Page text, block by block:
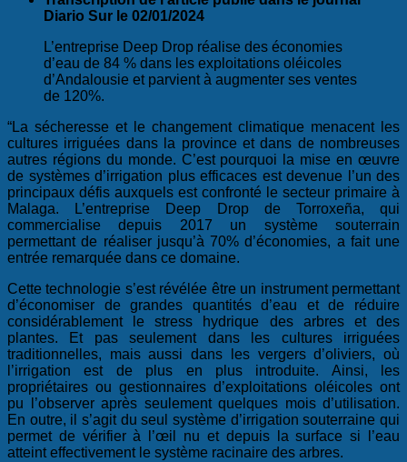
Diario Sur le 02/01/2024
L’entreprise Deep Drop réalise des économies
d’eau de 84 % dans les exploitations oléicoles
d’Andalousie et parvient à augmenter ses ventes
de 120%.
“La sécheresse et le changement climatique menacent les
cultures irriguées dans la province et dans de nombreuses
autres régions du monde. C’est pourquoi la mise en œuvre
de systèmes d’irrigation plus efficaces est devenue l’un des
principaux défis auxquels est confronté le secteur primaire à
Malaga. L’entreprise Deep Drop de Torroxeña, qui
commercialise depuis 2017 un système souterrain
permettant de réaliser jusqu’à 70% d’économies, a fait une
entrée remarquée dans ce domaine.
Cette technologie s’est révélée être un instrument permettant
d’économiser de grandes quantités d’eau et de réduire
considérablement le stress hydrique des arbres et des
plantes. Et pas seulement dans les cultures irriguées
traditionnelles, mais aussi dans les vergers d’oliviers, où
l’irrigation est de plus en plus introduite. Ainsi, les
propriétaires ou gestionnaires d’exploitations oléicoles ont
pu l’observer après seulement quelques mois d’utilisation.
En outre, il s’agit du seul système d’irrigation souterraine qui
permet de vérifier à l’œil nu et depuis la surface si l’eau
atteint effectivement le système racinaire des arbres.